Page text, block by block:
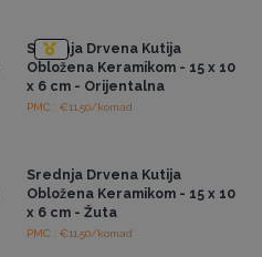
Srednja Drvena Kutija
Obložena Keramikom - 15 x 10
x 6 cm - Orijentalna
PMC : €11.50/komad
Srednja Drvena Kutija
Obložena Keramikom - 15 x 10
x 6 cm - Žuta
PMC : €11.50/komad